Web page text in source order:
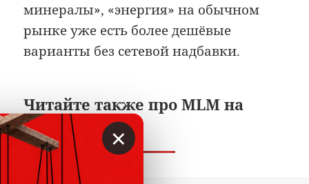
минералы», «энергия» на обычном
рынке уже есть более дешёвые
варианты без сетевой надбавки.
Читайте также про MLM на
Вкладере: ×